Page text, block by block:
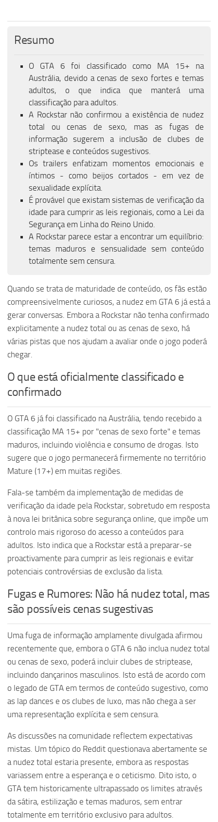
Resumo
O GTA 6 foi classificado como MA 15+ na
Austrália, devido a cenas de sexo fortes e temas
adultos, o que indica que manterá uma
classificação para adultos.
A Rockstar não confirmou a existência de nudez
total ou cenas de sexo, mas as fugas de
informação sugerem a inclusão de clubes de
striptease e conteúdos sugestivos.
Os trailers enfatizam momentos emocionais e
íntimos - como beijos cortados - em vez de
sexualidade explícita.
É provável que existam sistemas de verificação da
idade para cumprir as leis regionais, como a Lei da
Segurança em Linha do Reino Unido.
A Rockstar parece estar a encontrar um equilíbrio:
temas maduros e sensualidade sem conteúdo
totalmente sem censura.
Quando se trata de maturidade de conteúdo, os fãs estão
compreensivelmente curiosos, a nudez em GTA 6 já está a
gerar conversas. Embora a Rockstar não tenha confirmado
explicitamente a nudez total ou as cenas de sexo, há
várias pistas que nos ajudam a avaliar onde o jogo poderá
chegar.
O que está oficialmente classificado e
confirmado
O GTA 6 já foi classificado na Austrália, tendo recebido a
classificação MA 15+ por "cenas de sexo forte" e temas
maduros, incluindo violência e consumo de drogas. Isto
sugere que o jogo permanecerá firmemente no território
Mature (17+) em muitas regiões.
Fala-se também da implementação de medidas de
verificação da idade pela Rockstar, sobretudo em resposta
à nova lei britânica sobre segurança online, que impõe um
controlo mais rigoroso do acesso a conteúdos para
adultos. Isto indica que a Rockstar está a preparar-se
proactivamente para cumprir as leis regionais e evitar
potenciais controvérsias de exclusão da lista.
Fugas e Rumores: Não há nudez total, mas
são possíveis cenas sugestivas
Uma fuga de informação amplamente divulgada afirmou
recentemente que, embora o GTA 6 não inclua nudez total
ou cenas de sexo, poderá incluir clubes de striptease,
incluindo dançarinos masculinos. Isto está de acordo com
o legado de GTA em termos de conteúdo sugestivo, como
as lap dances e os clubes de luxo, mas não chega a ser
uma representação explícita e sem censura.
As discussões na comunidade reflectem expectativas
mistas. Um tópico do Reddit questionava abertamente se
a nudez total estaria presente, embora as respostas
variassem entre a esperança e o ceticismo. Dito isto, o
GTA tem historicamente ultrapassado os limites através
da sátira, estilização e temas maduros, sem entrar
totalmente em território exclusivo para adultos.